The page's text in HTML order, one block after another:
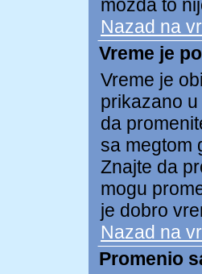
možda to
Nazad na
Vreme je
Vreme je
prikazano
da
sa megtom
Znajte da
mogu
je dobro
Nazad na
Promenio